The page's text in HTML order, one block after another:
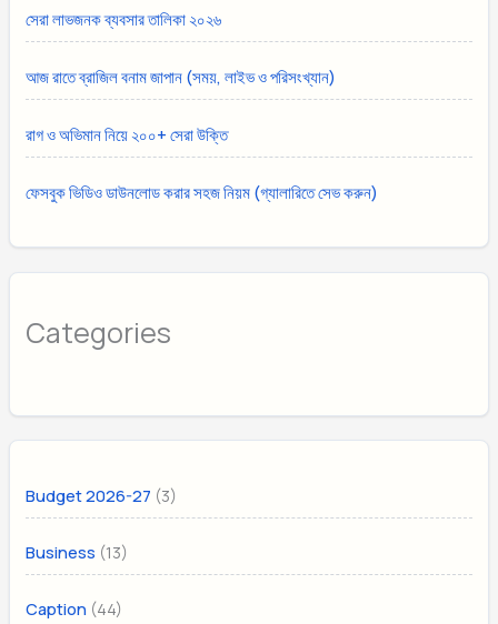
সেরা লাভজনক ব্যবসার তালিকা ২০২৬
আজ রাতে ব্রাজিল বনাম জাপান (সময়, লাইভ ও পরিসংখ্যান)
রাগ ও অভিমান নিয়ে ২০০+ সেরা উক্তি
ফেসবুক ভিডিও ডাউনলোড করার সহজ নিয়ম (গ্যালারিতে সেভ করুন)
Categories
Budget 2026-27 (3)
Business (13)
Caption (44)